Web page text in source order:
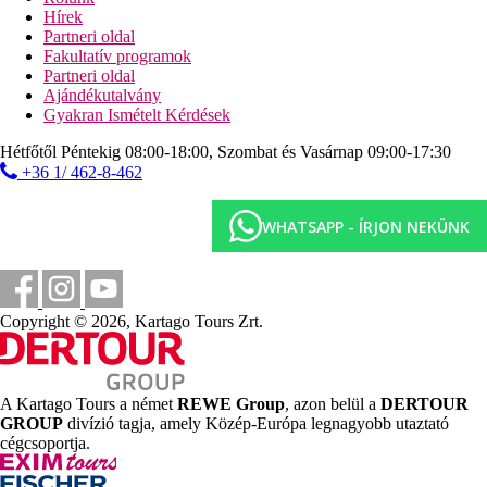
pétanque
darts
vízi torna
vízilabda
Sport és szórakozás térítés ellenében
masszázs
vízi sportok a strandon (helyi szolgáltatóknál)
All Inclusive: minden étkezés büférendszerben,
napközben snack-ételek, helyi alkoholos és alkoholmentes
szállodák szolgáltatásai bizonyos részletekben
szállodánként eltérhetnek.
Szálláshely besorolás
Az adott ország hivatalos besorolása: 4*.
Hotelstars Union rendszere szerinti minősítés: 3*.
Fontos foglalási információ
A szálloda előtti aquapark nem üzemel!
Távolságok
Hírek
Partneri oldal
Fakultatív programok
Partneri oldal
Ajándékutalvány
Gyakran Ismételt Kérdések
Hétfőtől Péntekig 08:00-18:00, Szombat és Vasárnap 09:00-17:30
+36 1/ 462-8-462
WHATSAPP - ÍRJON NEKÜNK
Copyright © 2026, Kartago Tours Zrt.
A Kartago Tours a német REWE Group, azon belül a DERTOUR
GROUP divízió tagja, amely Közép-Európa legnagyobb utaztató
cégcsoportja.